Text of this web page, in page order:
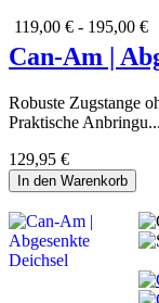
119,00 € - 195,00 €
Can-Am |
Robuste Zugstange
Praktische Anbringu...
129,95 €
In den Warenkorb